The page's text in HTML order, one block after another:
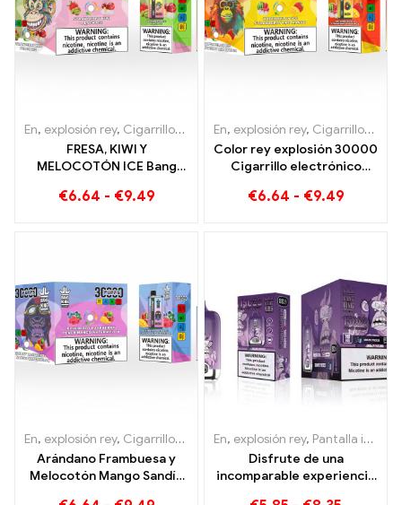
En, explosión rey, Cigarrillos electrónicos desechables Lituania
FRESA, KIWI Y
MELOCOTÓN ICE Bang
Cigarrillo electrónico
€6.64 - €9.49
En, explosión rey, Cigarrillos electrónicos desechables Lituania
Color rey explosión 30000
Cigarrillo electrónico
combinación perfecta de
€6.64 - €9.49
En, explosión rey, Cigarrillos electrónicos desechables Lituania
Arándano Frambuesa y
Melocotón Mango Sandía
En, explosión rey, Pantalla inteligente Bang King 15000 Soplo
Disfrute de una
incomparable experiencia